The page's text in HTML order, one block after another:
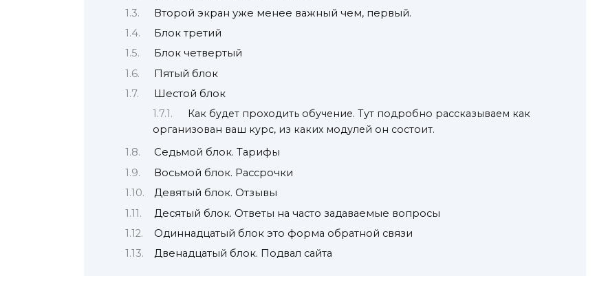
Второй экран уже менее важный чем, первый.
Блок третий
Блок четвертый
Пятый блок
Шестой блок
Как будет проходить обучение. Тут подробно рассказываем как
организован ваш курс, из каких модулей он состоит.
Седьмой блок. Тарифы
Восьмой блок. Рассрочки
Девятый блок. Отзывы
Десятый блок. Ответы на часто задаваемые вопросы
Одиннадцатый блок это форма обратной связи
Двенадцатый блок. Подвал сайта